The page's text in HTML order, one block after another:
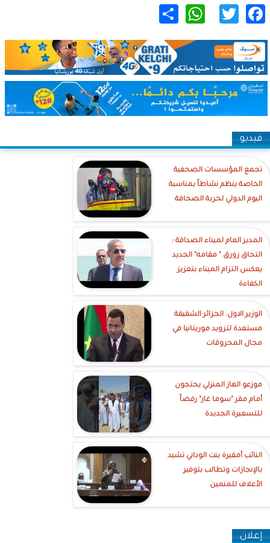
Facebook
Twitter
WhatsApp
فيديو
تجمع المؤسسات الصحفية
الخاصة ينظم نشاطاً بمناسبة
اليوم الدولي لحرية الصحافة
‎المدير العام لميناء الصداقة :
التحاق زورق " مقامه" الجديد
يعكس التزام الميناء بتعزيز
الكفاءة
الوزير الاول: الجزائر الشقيقة
مستعدة لتزويد موريتانيا في
مجال المحروقات
موزعو الغاز المنزلي يحتجون
أمام مقر "سوما غاز" رفضاً
للتسعيرة الجديدة
النائب أمقيرة بنت الوداني تشيد
بالإنجازات وتطالب بتوفير
الأعلاف للمنمين
إعلان